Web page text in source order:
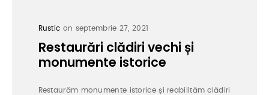
Rustic on septembrie 27, 2021
Restaurări clădiri vechi și
monumente istorice
Restaurăm monumente istorice și reabilităm clădiri